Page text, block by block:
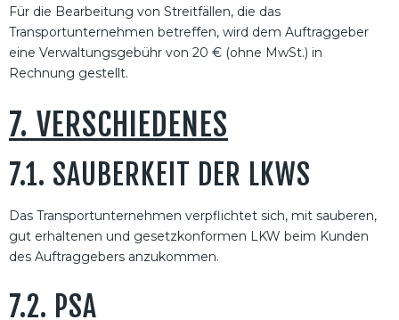
Für die Bearbeitung von Streitfällen, die das
Transportunternehmen betreffen, wird dem Auftraggeber
eine Verwaltungsgebühr von 20 € (ohne MwSt.) in
Rechnung gestellt.
7. VERSCHIEDENES
7.1. SAUBERKEIT DER LKWS
Das Transportunternehmen verpflichtet sich, mit sauberen,
gut erhaltenen und gesetzkonformen LKW beim Kunden
des Auftraggebers anzukommen.
7.2. PSA